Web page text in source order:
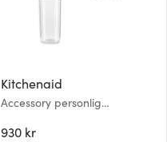
Kitchenaid
Accessory personlig
m/kniv klar/svart
930 kr